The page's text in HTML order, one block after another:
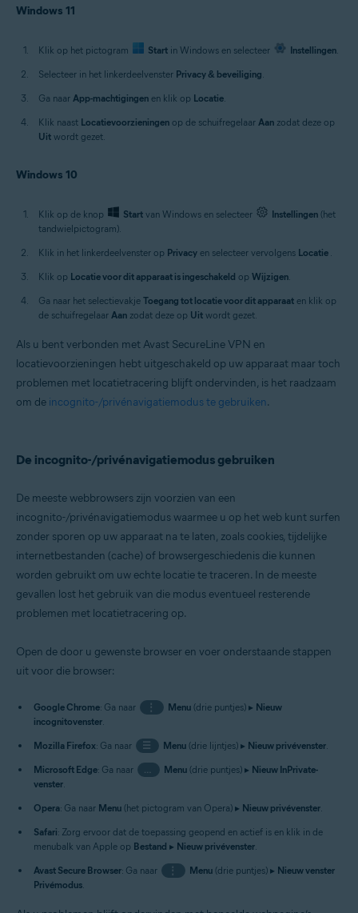
Windows 11
Klik op het pictogram Start in Windows en selecteer Instellingen.
Selecteer in het linkerdeelvenster Privacy & beveiliging.
Ga naar App-machtigingen en klik op Locatie.
Klik naast Locatievoorzieningen op de schuifregelaar Aan zodat deze op
Uit wordt gezet.
Windows 10
Klik op de knop Start van Windows en selecteer Instellingen (het
tandwielpictogram).
Klik in het linkerdeelvenster op Privacy en selecteer vervolgens Locatie .
Klik op Locatie voor dit apparaat is ingeschakeld op Wijzigen.
Ga naar het selectievakje Toegang tot locatie voor dit apparaat en klik op
de schuifregelaar Aan zodat deze op Uit wordt gezet.
Als u bent verbonden met Avast SecureLine VPN en
locatievoorzieningen hebt uitgeschakeld op uw apparaat maar toch
problemen met locatietracering blijft ondervinden, is het raadzaam
om de incognito-/privénavigatiemodus te gebruiken.
De incognito-/privénavigatiemodus gebruiken
De meeste webbrowsers zijn voorzien van een
incognito-/privénavigatiemodus waarmee u op het web kunt surfen
zonder sporen op uw apparaat na te laten, zoals cookies, tijdelijke
internetbestanden (cache) of browsergeschiedenis die kunnen
worden gebruikt om uw echte locatie te traceren. In de meeste
gevallen lost het gebruik van die modus eventueel resterende
problemen met locatietracering op.
Open de door u gewenste browser en voer onderstaande stappen
uit voor die browser:
Google Chrome: Ga naar ⋮ Menu(drie puntjes) ▸ Nieuw
incognitovenster.
Mozilla Firefox: Ga naar ☰ Menu(drie lijntjes) ▸ Nieuw privévenster.
Microsoft Edge: Ga naar … Menu(drie puntjes) ▸ Nieuw InPrivate-
venster.
Opera: Ga naar Menu (het pictogram van Opera) ▸ Nieuw privévenster.
Safari: Zorg ervoor dat de toepassing geopend en actief is en klik in de
menubalk van Apple op Bestand ▸ Nieuw privévenster.
Avast Secure Browser: Ga naar ⋮ Menu(drie puntjes) ▸ Nieuw venster
Privémodus.